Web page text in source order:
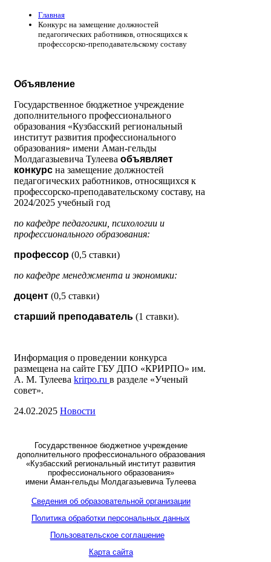
Главная
Конкурс на замещение должностей
педагогических работников, относящихся к
профессорско-преподавательскому составу
Объявление
Государственное бюджетное учреждение
дополнительного профессионального
образования «Кузбасский региональный
институт развития профессионального
образования» имени Аман-гельды
Молдагазыевича Тулеева объявляет
конкурс на замещение должностей
педагогических работников, относящихся к
профессорско-преподавательскому составу, на
2024/2025 учебный год
по кафедре педагогики, психологии и
профессионального образования:
профессор (0,5 ставки)
по кафедре менеджмента и экономики:
доцент (0,5 ставки)
старший преподаватель (1 ставки).
Информация о проведении конкурса
размещена на сайте ГБУ ДПО «КРИРПО» им.
А. М. Тулеева krirpo.ru в разделе «Ученый
совет».
24.02.2025 Новости
Государственное бюджетное учреждение
дополнительного профессионального образования
«Кузбасский региональный институт развития
профессионального образования»
имени Аман-гельды Молдагазыевича Тулеева
Сведения об образовательной организации
Политика обработки персональных данных
Пользовательское соглашение
Карта сайта